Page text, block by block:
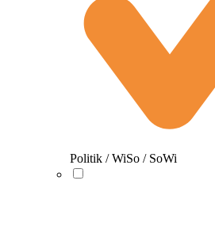
Politik / WiSo / SoWi